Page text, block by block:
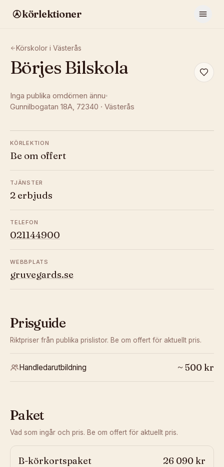
körlektioner
Körskolor i Västerås
Börjes Bilskola
Inga publika omdömen ännu
Gunnilbogatan 18A, 72340 · Västerås
KÖRLEKTION
Be om offert
TJÄNSTER
2 erbjuds
TELEFON
021144900
WEBBPLATS
gruvegards.se
Prisguide
Riktpriser från publika prislistor. Be om offert för aktuellt pris.
Handledarutbildning ~ 500 kr
Paket
Vad som ingår och pris. Be om offert för aktuellt pris.
B-körkortspaket 26 090 kr